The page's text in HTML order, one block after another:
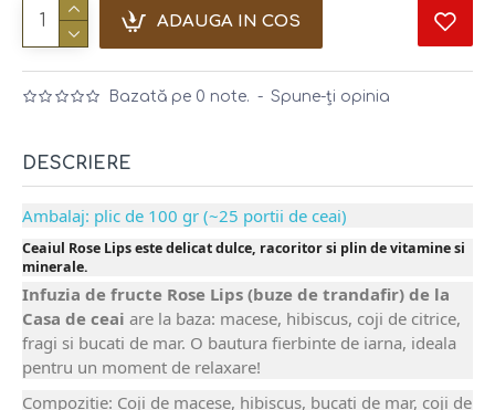
Bazată pe 0 note. - Spune-ţi opinia
ADAUGA IN COS
DESCRIERE
Ambalaj: plic de 100 gr (~25 portii de ceai)
Ceaiul Rose Lipseste delicat dulce, racoritor si plin de vitamine si
minerale.
Infuzia de fructe Rose Lips (buze de trandafir) de la
Casa de ceai are la baza: macese, hibiscus, coji de citrice,
fragi si bucati de mar. O bautura fierbinte de iarna, ideala
pentru un moment de relaxare!
Compozitie: Coji de macese, hibiscus, bucati de mar, coji de